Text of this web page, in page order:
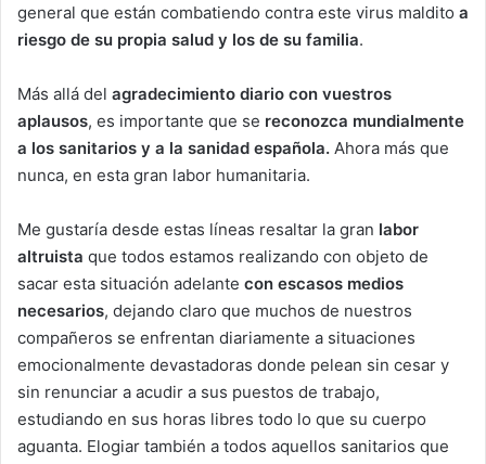
general que están combatiendo contra este virus maldito a
riesgo de su propia salud y los de su familia.
Más allá del agradecimiento diario con vuestros
aplausos, es importante que se reconozca mundialmente
a los sanitarios y a la sanidad española. Ahora más que
nunca, en esta gran labor humanitaria.
Me gustaría desde estas líneas resaltar la gran labor
altruista que todos estamos realizando con objeto de
sacar esta situación adelante con escasos medios
necesarios, dejando claro que muchos de nuestros
compañeros se enfrentan diariamente a situaciones
emocionalmente devastadoras donde pelean sin cesar y
sin renunciar a acudir a sus puestos de trabajo,
estudiando en sus horas libres todo lo que su cuerpo
aguanta. Elogiar también a todos aquellos sanitarios que